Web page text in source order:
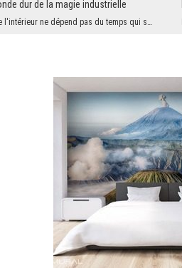
dur de la magie industrielle
Le charme de l'intérieur ne dépend pas du temps qui sera consacré à la conception et à la composi...